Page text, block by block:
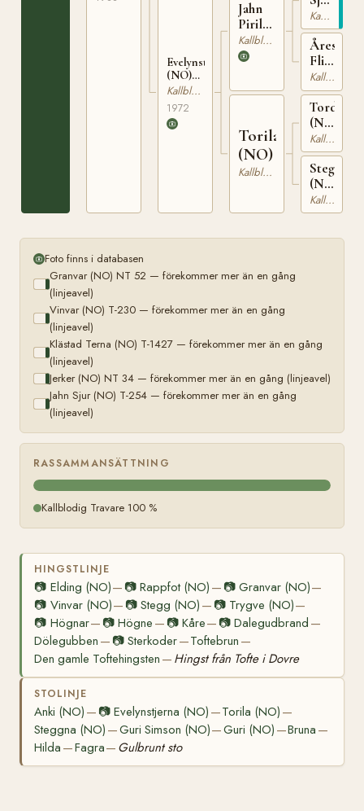
Evelynstjerna
(NO)
T-
24760
Kallblodig Travare
1972
Jahn
Piril
(NO)
N 1932
Kallblodig Travare
Torila
(NO)
Kallblodig Travare
(NO)
T-
254
Kallblodig Travare
Åreskjold
Flicka
(NO)
Kallblodig Travare
Tordenfly
(NO)
T-
240
Kallblodig Travare
Steggna
(NO)
T-
1162
Kallblodig Travare
Foto finns i databasen
Granvar (NO) NT 52 — förekommer mer än en gång
(linjeavel)
Vinvar (NO) T-230 — förekommer mer än en gång
(linjeavel)
Klästad Terna (NO) T-1427 — förekommer mer än en gång
(linjeavel)
Jerker (NO) NT 34 — förekommer mer än en gång (linjeavel)
Jahn Sjur (NO) T-254 — förekommer mer än en gång
(linjeavel)
RASSAMMANSÄTTNING
Kallblodig Travare 100 %
HINGSTLINJE
📷 Elding (NO)— 📷Rappfot (NO) — 📷 Granvar (NO)—
📷 Vinvar (NO)— 📷Stegg (NO) — 📷 Trygve (NO)—
📷 Högnar— 📷Högne — 📷 Kåre— 📷 Dalegudbrand —
Dölegubben — 📷Sterkoder—Toftebrun —
Den gamle Toftehingsten — Hingst från Tofte i Dovre
STOLINJE
Anki (NO) — 📷Evelynstjerna (NO) —Torila (NO) —
Steggna (NO) —Guri Simson (NO)—Guri (NO) —Bruna —
Hilda —Fagra— Gulbrunt sto